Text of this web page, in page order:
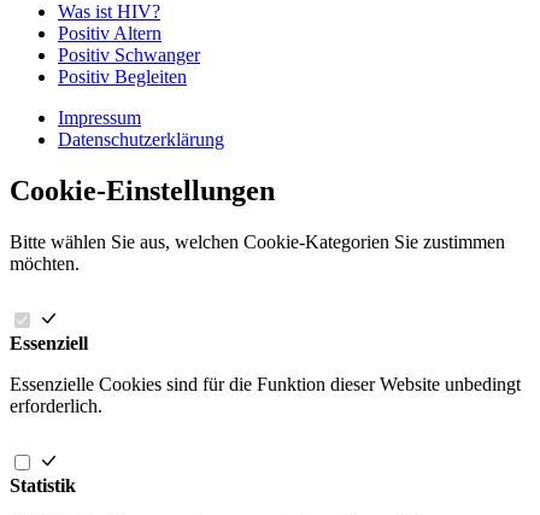
Was ist HIV?
Positiv Altern
Positiv Schwanger
Positiv Begleiten
Impressum
Datenschutzerklärung
Cookie-Einstellungen
Bitte wählen Sie aus, welchen Cookie-Kategorien Sie zustimmen
möchten.
Essenziell
Essenzielle Cookies sind für die Funktion dieser Website unbedingt
erforderlich.
Statistik